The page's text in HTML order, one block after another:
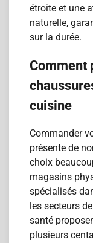
étroite et une
naturelle,
sur la durée.
Comment
cuisine
Commander
présente de
choix
magasins
spécialisés
les secteurs
santé
plusieurs